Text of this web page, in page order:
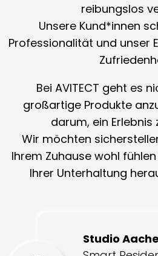
reibungslos
Unsere Kund*innen
Professionalität und unser
Bei AVITECT geht es
großartige Produkte
darum, ein Erlebnis
Wir möchten
Ihrem Zuhause wohl
Ihrer Unterhaltung
Studio